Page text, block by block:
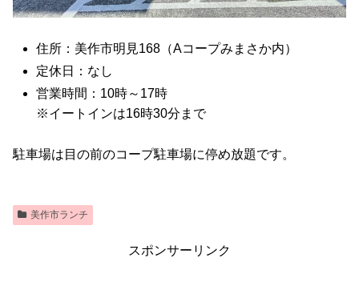
住所：美作市明見168（Aコープみまさか内）
定休日：なし
営業時間：10時～17時
※イートインは16時30分まで
駐車場は目の前のコープ駐車場に停め放題です。
美作市ランチ
スポンサーリンク